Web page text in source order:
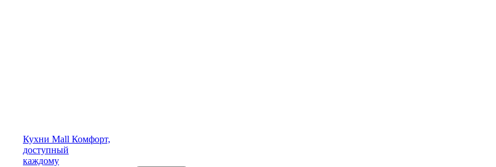
Кухни Mall Комфорт,
доступный
каждому